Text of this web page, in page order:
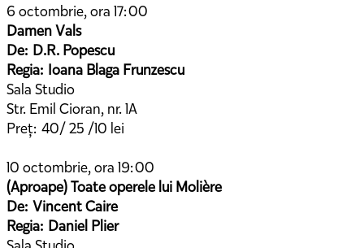
6 octombrie, ora 17:00
Damen Vals
De: D.R. Popescu
Regia: Ioana Blaga Frunzescu
Sala Studio
Str. Emil Cioran, nr. 1A
Preț: 40/ 25 /10 lei
10 octombrie, ora 19:00
(Aproape) Toate operele lui Molière
De: Vincent Caire
Regia: Daniel Plier